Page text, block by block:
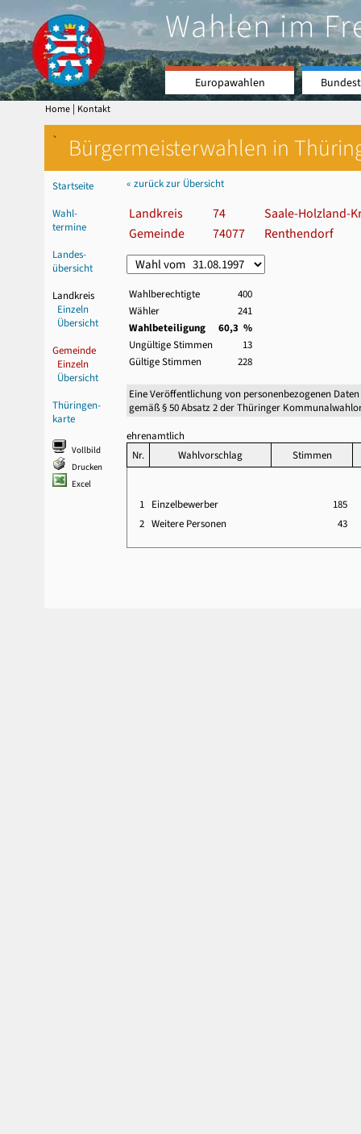
Wahlen im
Europawahlen
Home | Kontakt
` Bürgermeisterwahlen in
Startseite
Wahl-
termine
Landes-
übersicht
Landkreis
Einzeln
Übersicht
Gemeinde
Einzeln
Übersicht
Thüringen-
karte
Vollbild
Drucken
Excel
« zurück zur Übersicht
Landkreis 74
Saale-Holzland-
Gemeinde
74077 Renthendorf
Wahlberechtigte
400
Wähler
241
Wahlbeteiligung
60,3 %
Ungültige Stimmen
13
Gültige Stimmen
228
Eine Veröffentlichung von personenbezogenen
gemäß § 50 Absatz 2 der Thüringer
ehrenamtlich
Nr.
Wahlvorschlag Stimmen
1 Einzelbewerber
185
2 Weitere Personen 43